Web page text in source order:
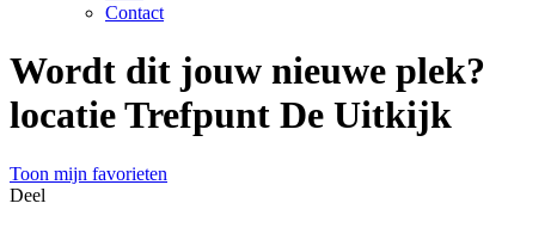
Contact
Wordt dit jouw nieuwe plek?
locatie Trefpunt De Uitkijk
Toon mijn favorieten
Deel